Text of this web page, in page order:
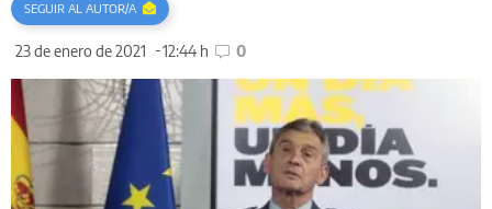
23 de enero de 2021 12:44 h 0
SEGUIR AL AUTOR/A